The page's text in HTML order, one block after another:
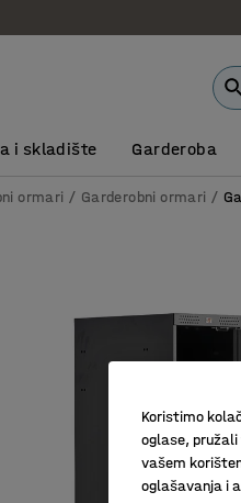
i skladište Garderoba
ormari Garderobni ormari
Koristimo
oglase,
vašem
oglašavanja i